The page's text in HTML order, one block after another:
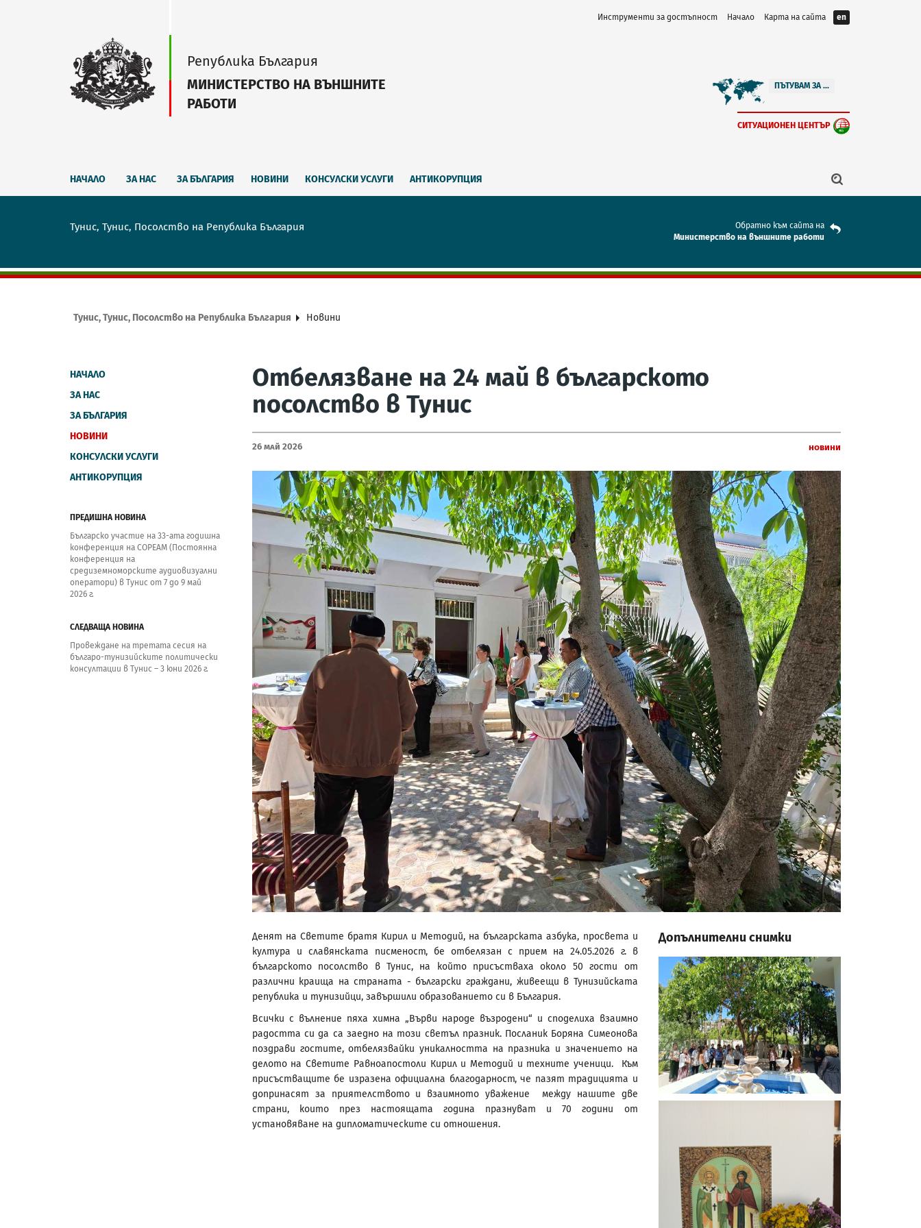
Инструменти за достъпност Начало Карта на сайта en
Република България
МИНИСТЕРСТВО НА ВЪНШНИТЕ
РАБОТИ
ПЪТУВАМ ЗА ...
СИТУАЦИОНЕН ЦЕНТЪР
НАЧАЛО ЗА НАС ЗА БЪЛГАРИЯ НОВИНИ КОНСУЛСКИ УСЛУГИ АНТИКОРУПЦИЯ
Тунис, Тунис, Посолство на Република България
Обратно към сайта на
Mинистерство на външните работи
Тунис, Тунис, Посолство на Република България Новини
НАЧАЛО
ЗА НАС
ЗА БЪЛГАРИЯ
НОВИНИ
КОНСУЛСКИ УСЛУГИ
АНТИКОРУПЦИЯ
ПРЕДИШНА НОВИНА
Българско участие на 33-ата годишна
конференция на COPEAM (Постоянна
конференция на
средиземноморските аудиовизуални
оператори) в Тунис от 7 до 9 май
2026 г.
СЛЕДВАЩА НОВИНА
Провеждане на третата сесия на
българо-тунизийските политически
консултации в Тунис – 3 юни 2026 г.
Отбелязване на 24 май в българското
посолство в Тунис
26 Май 2026 Новини
Денят на Светите братя Кирил и Методий, на българската азбука, просвета и
култура и славянската писменост, бе отбелязан с прием на 24.05.2026 г. в
българското посолство в Тунис, на който присъстваха около 50 гости от
различни краища на страната - български граждани, живеещи в Тунизийската
република и тунизийци, завършили образованието си в България.
Всички с вълнение пяха химна „Върви народе възродени“ и споделиха взаимно
радостта си да са заедно на този светъл празник. Посланик Боряна Симеонова
поздрави гостите, отбелязвайки уникалността на празника и значението на
делото на Светите Равноапостоли Кирил и Методий и техните ученици. Към
присъстващите бе изразена официална благодарност, че пазят традицията и
допринасят за приятелството и взаимното уважение между нашите две
страни, които през настоящата година празнуват и 70 години от
установяване на дипломатическите си отношения.
Допълнителни снимки